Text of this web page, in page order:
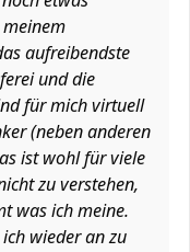
aufreibendste
und die
für mich virtuell
(neben anderen
ist wohl für viele
zu verstehen,
was ich meine.
wieder an zu